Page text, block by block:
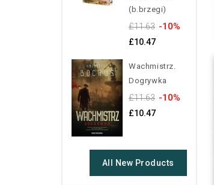
(b.brzegi)
£11.63 -10%
£10.47
Wachmistrz.
Dogrywka
£11.63 -10%
£10.47
All New Products